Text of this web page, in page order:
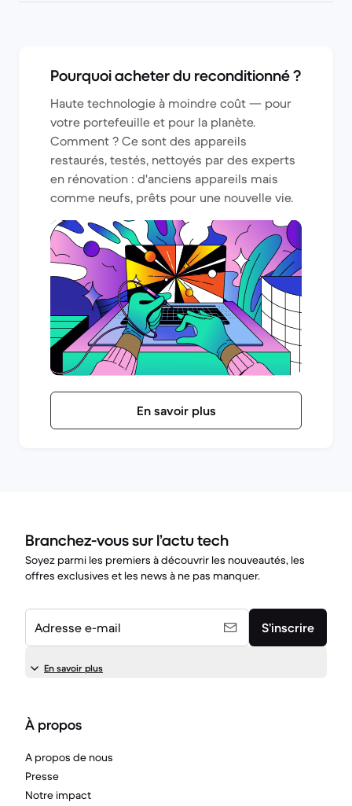
Pourquoi acheter du reconditionné ?
Haute technologie à moindre coût — pour
votre portefeuille et pour la planète.
Comment ? Ce sont des appareils
restaurés, testés, nettoyés par des experts
en rénovation : d'anciens appareils mais
comme neufs, prêts pour une nouvelle vie.
En savoir plus
Branchez-vous sur l’actu tech
Soyez parmi les premiers à découvrir les nouveautés, les
offres exclusives et les news à ne pas manquer.
Adresse e-mail S’inscrire
En savoir plus
À propos
A propos de nous
Presse
Notre impact